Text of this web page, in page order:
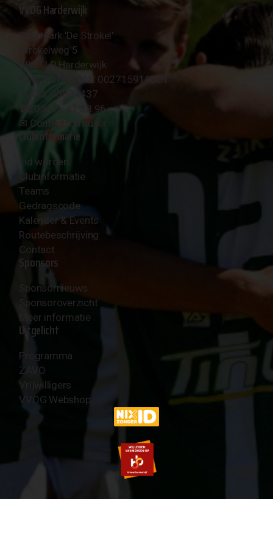
VVOG Harderwijk
Sportpark 'De Strokel'
Strokelweg 5
3847 LR Harderwijk
BTW Nummer NL 002715910B01
KvK Nr 40094437
☎︎ 0341 - 41 28 96
✉︎ Contactformulier
Clubinformatie
Lid worden
Clubinformatie
Teams
Gedragscode
Kalender & Events
Routebeschrijving
Contact
Sponsors
Sponsornieuws
Sponsoroverzicht
Meer informatie
Uitgelicht
Programma
ZAVO
Vrijwilligers
VVOG Webshop